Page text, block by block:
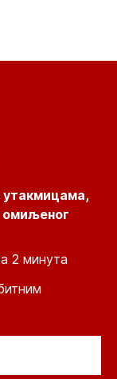
утакмицама,
2 минута